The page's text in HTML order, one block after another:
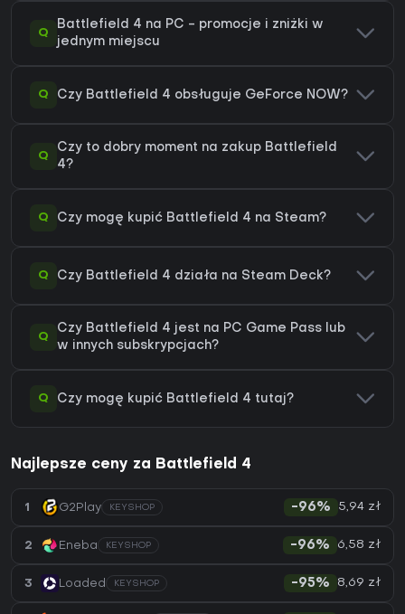
Q
Battlefield 4 na PC - promocje i zniżki w
jednym miejscu
Q Czy Battlefield 4 obsługuje GeForce NOW?
Q
Czy to dobry moment na zakup Battlefield
4?
Q Czy mogę kupić Battlefield 4 na Steam?
Q Czy Battlefield 4 działa na Steam Deck?
Q
Czy Battlefield 4 jest na PC Game Pass lub
w innych subskrypcjach?
Q Czy mogę kupić Battlefield 4 tutaj?
Najlepsze ceny za Battlefield 4
1 G2Play KEYSHOP -96% 5,94 zł
2 Eneba KEYSHOP -96% 6,58 zł
3 Loaded KEYSHOP -95% 8,69 zł